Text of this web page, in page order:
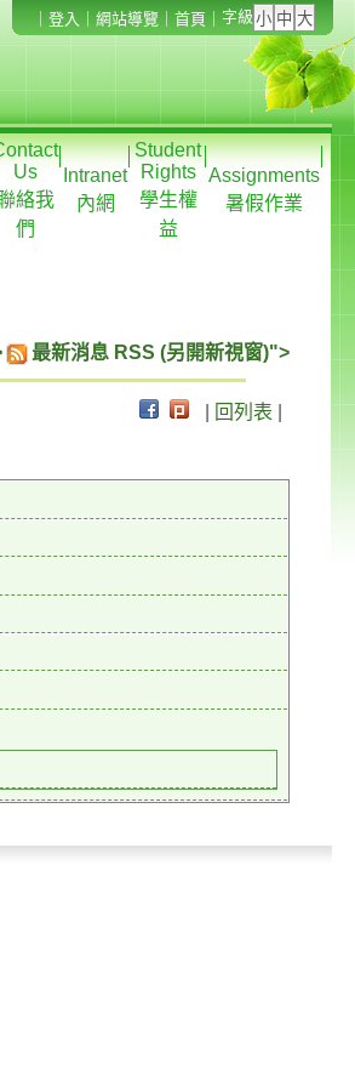
登入 網站導覽 首頁 字級
Us
絡我
們
Intranet
內網
Student
Rights
學生權
益
Assignments
暑假作業
最新消息 RSS (另開新視窗)">
回列表